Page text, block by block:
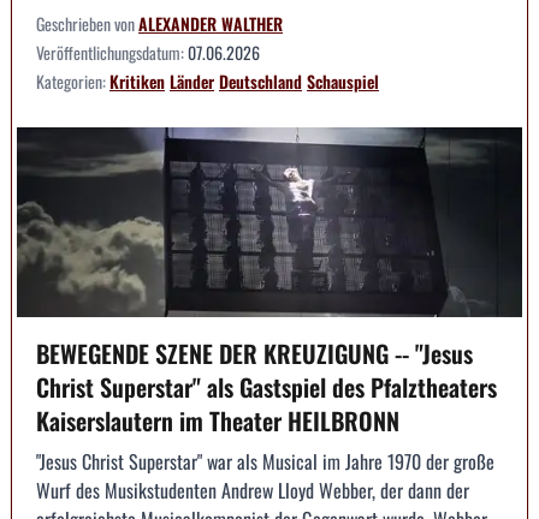
Geschrieben vonALEXANDER WALTHER
Veröffentlichungsdatum:07.06.2026
Kategorien:KritikenLänderDeutschlandSchauspiel
BEWEGENDE SZENE DER KREUZIGUNG -- "Jesus
Christ Superstar" als Gastspiel des Pfalztheaters
Kaiserslautern im Theater HEILBRONN
"Jesus Christ Superstar" war als Musical im Jahre 1970 der große
Wurf des Musikstudenten Andrew Lloyd Webber, der dann der